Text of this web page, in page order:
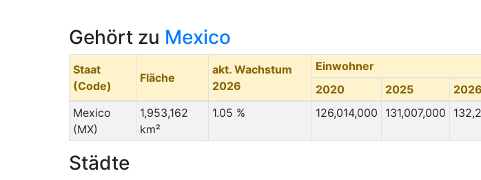
Gehört zu Mexico
Staat
(Code)
Fläche
akt. Wachstum
2026
Einwohner
2020
2025 2026
Mexico
(MX)
1,953,162
km²
1.05 % 126,014,000 131,007,000
Städte